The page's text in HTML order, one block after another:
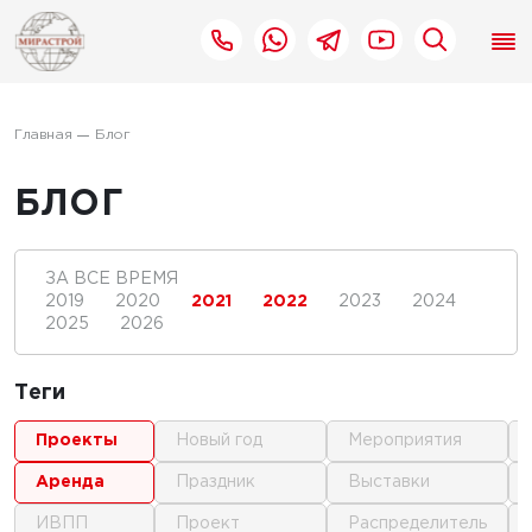
Главная Блог
БЛОГ
ЗА ВСЕ ВРЕМЯ
2019
2020 2021 2022 2023
2024
2025
2026
Теги
проекты
аренда
ИВПП
новый год
праздник
проект
мероприятия
выставки
распределитель